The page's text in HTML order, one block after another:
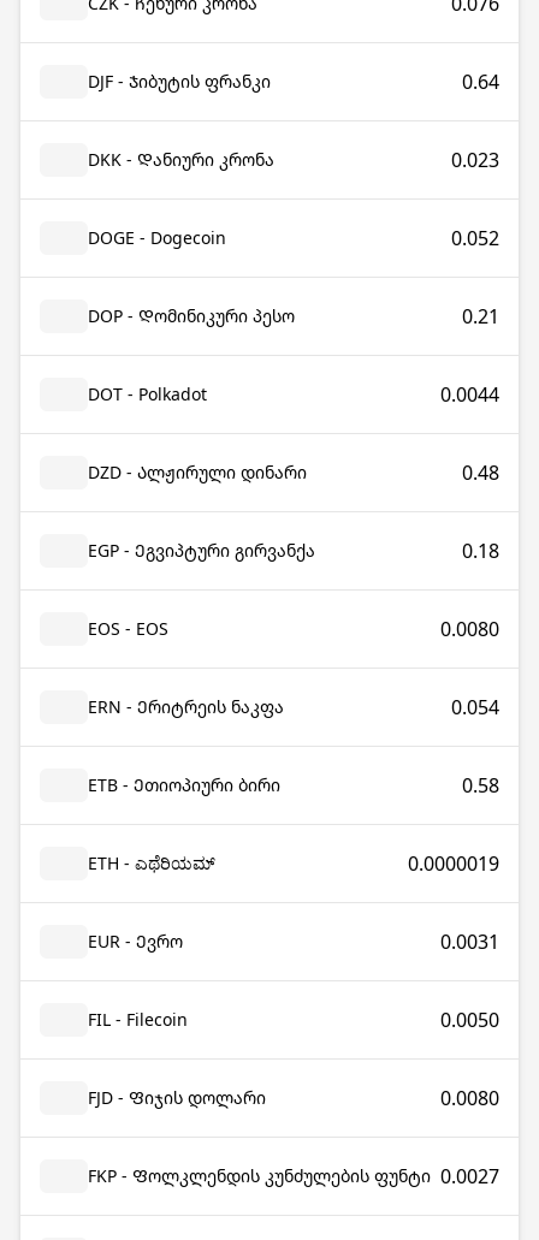
DJF - Ჯიბუტის ფრანკი 0.64
DKK - Დანიური კრონა 0.023
DOGE - Dogecoin 0.052
DOP - Დომინიკური პესო 0.21
DOT - Polkadot 0.0044
DZD - Ალჟირული დინარი 0.48
EGP - Ეგვიპტური გირვანქა 0.18
EOS - EOS 0.0080
ERN - Ერიტრეის ნაკფა 0.054
ETB - Ეთიოპიური ბირი 0.58
ETH - ಎಥೆರಿಯಮ್ 0.0000019
EUR - Ევრო 0.0031
FIL - Filecoin 0.0050
FJD - Ფიჯის დოლარი 0.0080
FKP - Ფოლკლენდის კუნძულების ფუნტი 0.0027